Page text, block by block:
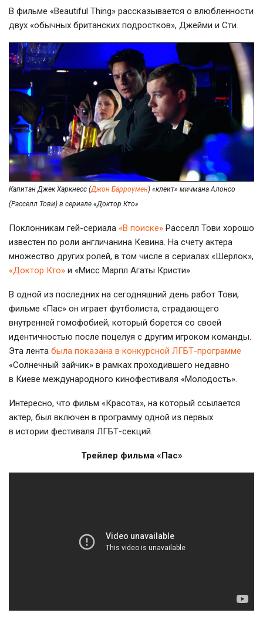
В фильме «Beautiful Thing» рассказывается о влюбленности
двух «обычных британских подростков», Джейми и Сти.
Капитан Джек Харкнесс (Джон Барроумен) «клеит» мичмана Алонсо
(Расселл Тови) в сериале «Доктор Кто»
Поклонникам гей-сериала «В поиске» Расселл Тови хорошо
известен по роли англичанина Кевина. На счету актера
множество других ролей, в том числе в сериалах «Шерлок»,
«Доктор Кто» и «Мисс Марпл Агаты Кристи».
В одной из последних на сегодняшний день работ Тови,
фильме «Пас» он играет футболиста, страдающего
внутренней гомофобией, который борется со своей
идентичностью после поцелуя с другим игроком команды.
Эта лента была показана в конкурсной ЛГБТ-программе
«Солнечный зайчик» в рамках проходившего недавно
в Киеве международного кинофестиваля «Молодость».
Интересно, что фильм «Красота», на который ссылается
актер, был включен в программу одной из первых
в истории фестиваля ЛГБТ-секций.
Трейлер фильма «Пас»